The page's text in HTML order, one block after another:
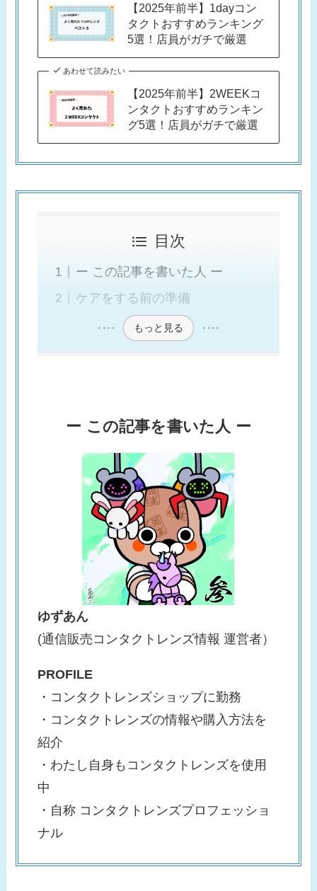
【2025年前半】1dayコン
タクトおすすめランキング
5選！店員がガチで厳選
あわせて読みたい
【2025年前半】2WEEKコ
ンタクトおすすめランキン
グ5選！店員がガチで厳選
目次
ー この記事を書いた人 ー
ケアをする前の準備
もっと見る
ー この記事を書いた人 ー
ゆずあん
(通信販売コンタクトレンズ情報 運営者）
PROFILE
・コンタクトレンズショップに勤務
・コンタクトレンズの情報や購入方法を
紹介
・わたし自身もコンタクトレンズを使用
中
・自称 コンタクトレンズプロフェッショ
ナル